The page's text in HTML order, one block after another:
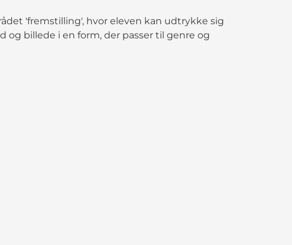
'fremstilling', hvor eleven kan udtrykke sig
og billede i en form, der passer til genre og